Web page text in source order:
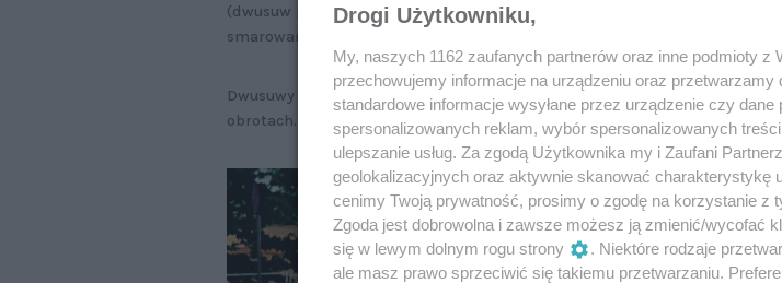
(dwusuw potrzebuje, żeby po uruchomieniu od razu wciskać gaz do końca –
smarowanie).
Dwusuwy mają duży moment obrotowy i łatwo osiągają znaczną moc przy
obrotach. Ale są niemiłosiernie głośne.
Drogi Użytkowniku,
My, naszych 1162 zaufanych partnerów oraz inne podmioty
przechowujemy informacje na urządzeniu oraz przetwarzamy
standardowe informacje wysyłane przez urządzenie czy
spersonalizowanych reklam, wybór spersonalizowanych
ulepszanie usług. Za zgodą Użytkownika my i Zaufani
geolokalizacyjnych oraz aktywnie skanować charakterystykę
cenimy Twoją prywatność, prosimy o zgodę na korzystanie z
Zgoda jest dobrowolna i zawsze możesz ją zmienić/wycofać
się w lewym dolnym rogu strony
. Niektóre rodzaje
ale masz prawo sprzeciwić się takiemu przetwarzaniu.